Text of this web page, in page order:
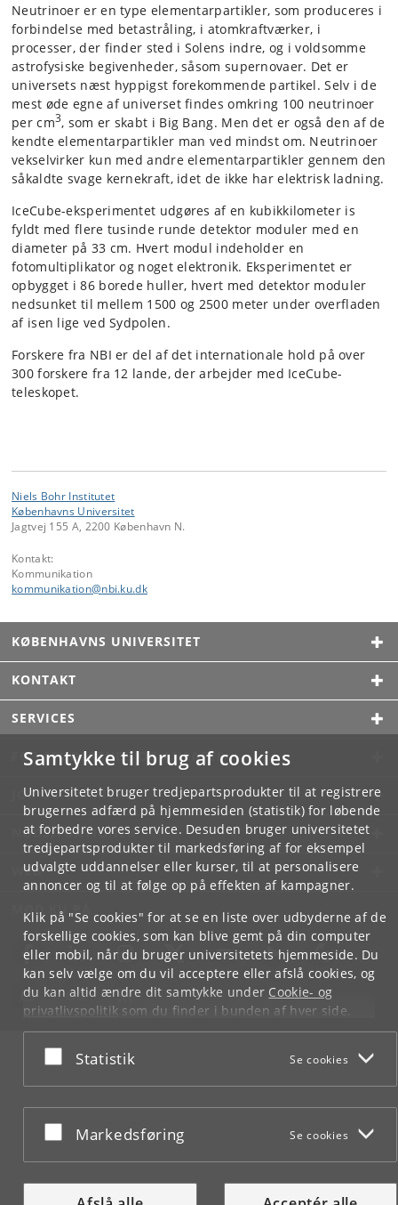
Samtykke til brug af cookies
Universitetet bruger tredjepartsprodukter til at registrere
brugernes adfærd på hjemmesiden (statistik) for løbende
at forbedre vores service. Desuden bruger universitetet
tredjepartsprodukter til markedsføring af for eksempel
udvalgte uddannelser eller kurser, til at personalisere
annoncer og til at følge op på effekten af kampagner.
Klik på "Se cookies" for at se en liste over udbyderne af de
forskellige cookies, som kan blive gemt på din computer
eller mobil, når du bruger universitetets hjemmeside. Du
kan selv vælge om du vil acceptere eller afslå cookies, og
du kan altid ændre dit samtykke under Cookie- og
privatlivspolitik som du finder i bunden af hver side.
Acceptér eller afslå
Statistik Se cookies
Acceptér eller afslå
Markedsføring Se cookies
Neutrinoer er en type elementarpartikler, som produceres i
forbindelse med betastråling, i atomkraftværker, i
processer, der finder sted i Solens indre, og i voldsomme
astrofysiske begivenheder, såsom supernovaer. Det er
universets næst hyppigst forekommende partikel. Selv i de
mest øde egne af universet findes omkring 100 neutrinoer
per cm3, som er skabt i Big Bang. Men det er også den af de
kendte elementarpartikler man ved mindst om. Neutrinoer
vekselvirker kun med andre elementarpartikler gennem den
såkaldte svage kernekraft, idet de ikke har elektrisk ladning.
IceCube-eksperimentet udgøres af en kubikkilometer is
fyldt med flere tusinde runde detektor moduler med en
diameter på 33 cm. Hvert modul indeholder en
fotomultiplikator og noget elektronik. Eksperimentet er
opbygget i 86 borede huller, hvert med detektor moduler
nedsunket til mellem 1500 og 2500 meter under overfladen
af isen lige ved Sydpolen.
Forskere fra NBI er del af det internationale hold på over
300 forskere fra 12 lande, der arbejder med IceCube-
teleskopet.
Niels Bohr Institutet
Københavns Universitet
Jagtvej 155 A, 2200 København N.
Kontakt:
Kommunikation
kommunikation@nbi.ku.dk
KØBENHAVNS UNIVERSITET
KONTAKT
SERVICES
FOR STUDERENDE OG ANSATTE
JOB OG KARRIERE
NØDSITUATIONER
WEB
MØD KU PÅ